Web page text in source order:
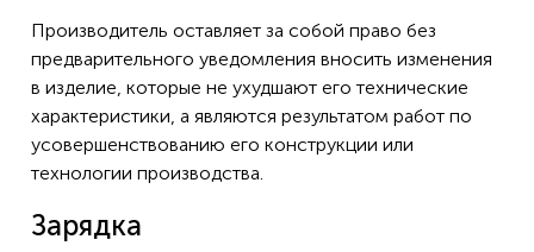
Производитель оставляет за собой право без
предварительного уведомления вносить изменения
в изделие, которые не ухудшают его технические
характеристики, а являются результатом работ по
усовершенствованию его конструкции или
технологии производства.
Зарядка